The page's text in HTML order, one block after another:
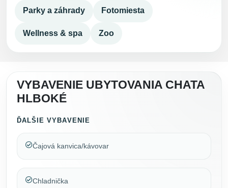
Parky a záhrady Fotomiesta
Wellness & spa Zoo
VYBAVENIE UBYTOVANIA CHATA
HLBOKÉ
ĎALŠIE VYBAVENIE
Čajová kanvica/kávovar
Chladnička